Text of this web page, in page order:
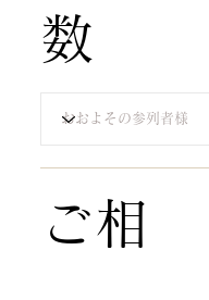
数
​ご相